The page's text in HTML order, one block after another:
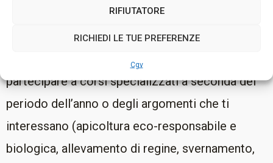
RIFIUTATORE
RICHIEDI LE TUE PREFERENZE
Cgv
la tua domanda direttamente a Mathieu.
In quanto organizzazione di formazione
certificata, puoi utilizzare il tuo CPF per
partecipare a corsi specializzati a seconda del
periodo dell’anno o degli argomenti che ti
interessano (apicoltura eco-responsabile e
biologica, allevamento di regine, svernamento,